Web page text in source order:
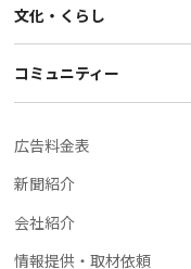
文化・くらし
コミュニティー
広告料金表
新聞紹介
会社紹介
情報提供・取材依頼